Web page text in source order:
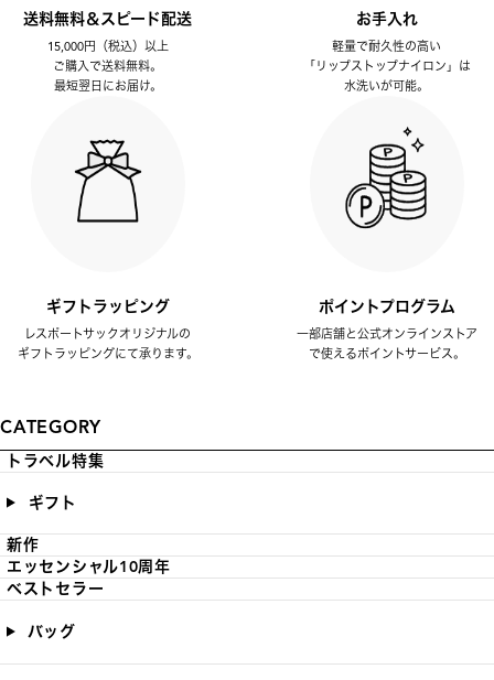
送料無料＆スピード配送
15,000円（税込）以上
ご購入で送料無料。
最短翌日にお届け。
お手入れ
軽量で耐久性の高い
「リップストップナイロン」は
水洗いが可能。
ギフトラッピング
レスポートサックオリジナルの
ギフトラッピングにて承ります。
ポイントプログラム
一部店舗と公式オンラインストア
で使えるポイントサービス。
CATEGORY
トラベル特集
ギフト
新作
エッセンシャル10周年
ベストセラー
バッグ